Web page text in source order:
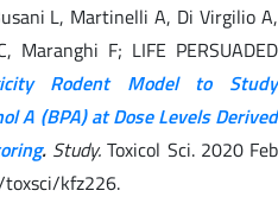
L, Martinelli A, Di Virgilio A,
Maranghi F; LIFE PERSUADED
Rodent Model to Study
A (BPA) at Dose Levels Derived
.Study. Toxicol Sci. 2020 Feb
toxsci/kfz226.